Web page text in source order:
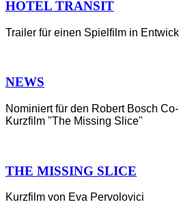
HOTEL TRANSIT
Trailer für einen Spielfilm in
NEWS
Nominiert für den Robert Bosch
Kurzfilm "The Missing Slice"
THE MISSING SLICE
Kurzfilm von Eva Pervolovici